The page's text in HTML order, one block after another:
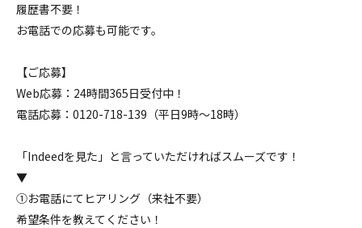
履歴書不要！
お電話での応募も可能です。
【ご応募】
Web応募：24時間365日受付中！
電話応募：0120-718-139（平日9時～18時）
「Indeedを見た」と言っていただければスムーズです！
▼
①お電話にてヒアリング（来社不要）
希望条件を教えてください！